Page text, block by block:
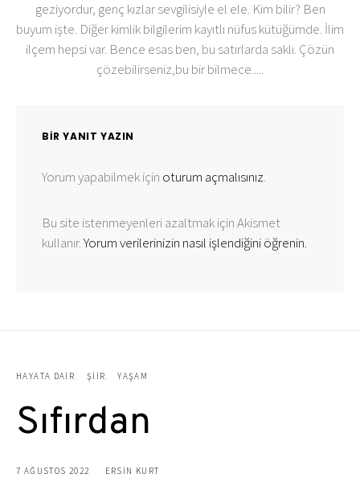
geziyordur, genç kızlar sevgilisiyle el ele. Kim bilir? Ben
buyum işte. Diğer kimlik bilgilerim kayıtlı nüfus kütüğümde. İlim
ilçem hepsi var. Bence esas ben, bu satırlarda saklı. Çözün
çözebilirseniz,bu bir bilmece.....
BIR YANIT YAZIN
Yorum yapabilmek için oturum açmalısınız.
Bu site istenmeyenleri azaltmak için Akismet
kullanır.Yorum verilerinizin nasıl işlendiğini öğrenin.
HAYATA DAIR ŞIIR YAŞAM
Sıfırdan
7 AĞUSTOS 2022 ERSIN KURT